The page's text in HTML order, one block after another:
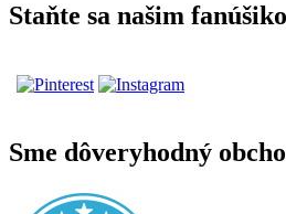
Staňte sa našim
Sme dôveryhodný